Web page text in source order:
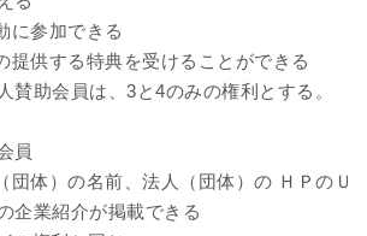
に参加できる
提供する特典を受けることができる
助会員は、3と4のみの権利とする。
員
団体）の名前、法人（団体）の ＨＰのＵ
企業紹介が掲載できる